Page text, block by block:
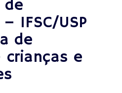
de
IFSC/USP
de
e